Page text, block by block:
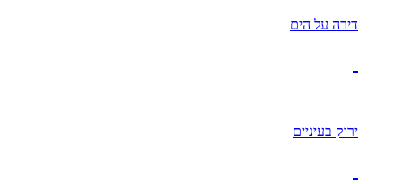
דירה על הים
ירוק בעיניים